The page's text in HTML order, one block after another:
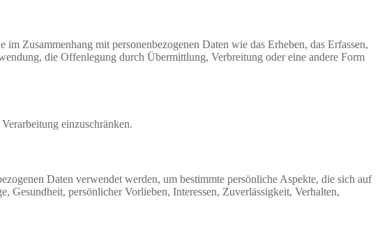
Zusammenhang mit personenbezogenen Daten wie das Erheben, das Erfassen,
die Offenlegung durch Übermittlung, Verbreitung oder eine andere Form
einzuschränken.
Daten verwendet werden, um bestimmte persönliche Aspekte, die sich auf
Gesundheit, persönlicher Vorlieben, Interessen, Zuverlässigkeit, Verhalten,